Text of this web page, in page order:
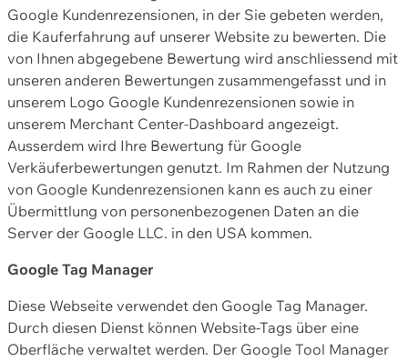
Google Kundenrezensionen, in der Sie gebeten werden,
die Kauferfahrung auf unserer Website zu bewerten. Die
von Ihnen abgegebene Bewertung wird anschliessend mit
unseren anderen Bewertungen zusammengefasst und in
unserem Logo Google Kundenrezensionen sowie in
unserem Merchant Center-Dashboard angezeigt.
Ausserdem wird Ihre Bewertung für Google
Verkäuferbewertungen genutzt. Im Rahmen der Nutzung
von Google Kundenrezensionen kann es auch zu einer
Übermittlung von personenbezogenen Daten an die
Server der Google LLC. in den USA kommen.
Google Tag Manager
Diese Webseite verwendet den Google Tag Manager.
Durch diesen Dienst können Website-Tags über eine
Oberfläche verwaltet werden. Der Google Tool Manager